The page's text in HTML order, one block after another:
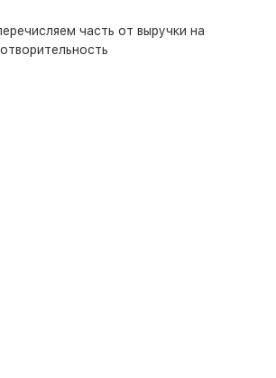
часть от выручки на